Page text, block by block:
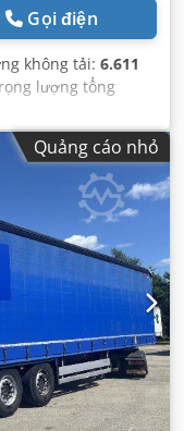
Gọi điện
không tải: 6.611
lượng tổng
13.620 mm,
cao khoang
chứa hàng:93 m³
xe: 385/65 R22,5,
, Thiết bị:
Quảng cáo nhỏ